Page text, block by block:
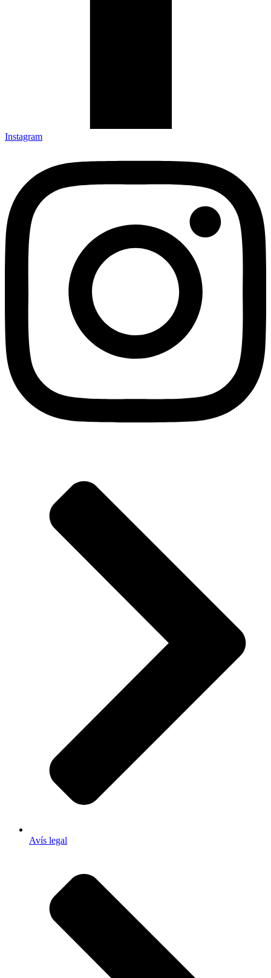
Instagram
Avís legal